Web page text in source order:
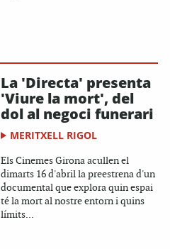
La 'Directa' presenta
'Viure la mort', del
dol al negoci funerari
MERITXELL RIGOL
Els Cinemes Girona acullen el
dimarts 16 d'abril la preestrena d'un
documental que explora quin espai
té la mort al nostre entorn i quins
límits...